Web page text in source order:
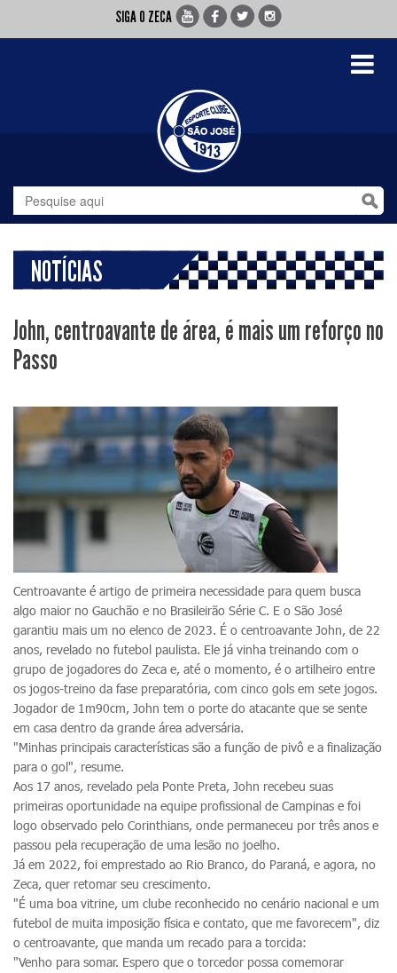
SIGA O ZECA
Toggle
NOTÍCIAS
John, centroavante de área, é mais um reforço no
Passo
Centroavante é artigo de primeira necessidade para quem busca
algo maior no Gauchão e no Brasileirão Série C. E o São José
garantiu mais um no elenco de 2023. É o centroavante John, de 22
anos, revelado no futebol paulista. Ele já vinha treinando com o
grupo de jogadores do Zeca e, até o momento, é o artilheiro entre
os jogos-treino da fase preparatória, com cinco gols em sete jogos.
Jogador de 1m90cm, John tem o porte do atacante que se sente
em casa dentro da grande área adversária.
"Minhas principais características são a função de pivô e a finalização
para o gol", resume.
Aos 17 anos, revelado pela Ponte Preta, John recebeu suas
primeiras oportunidade na equipe profissional de Campinas e foi
logo observado pelo Corinthians, onde permaneceu por três anos e
passou pela recuperação de uma lesão no joelho.
Já em 2022, foi emprestado ao Rio Branco, do Paraná, e agora, no
Zeca, quer retomar seu crescimento.
"É uma boa vitrine, um clube reconhecido no cenário nacional e um
futebol de muita imposição física e contato, que me favorecem", diz
o centroavante, que manda um recado para a torcida:
"Venho para somar. Espero que o torcedor possa comemorar